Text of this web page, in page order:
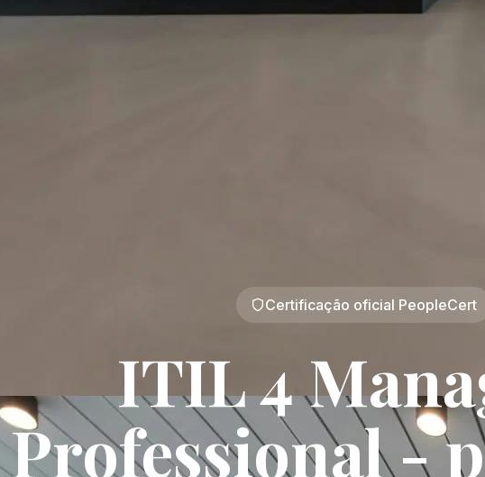
Certificação oficial PeopleCert
ITIL 4
Professional -